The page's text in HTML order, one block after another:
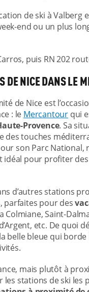
de ski à Valberg
end ou un plus
puis RN 202
DE NICE DANS LE
de Nice est
: le Mercantour qui
Provence. Sa
des touches
son Parc
idéal pour profiter
d’autres stations
parfaites pour des
Saint-
etc. De quoi
bleue qui borde
mais plutôt à
stations de ski les